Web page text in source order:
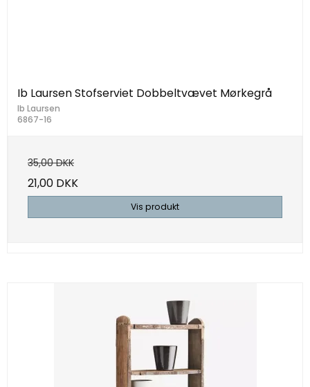
Ib Laursen Stofserviet Dobbeltvævet Mørkegrå
Ib Laursen
6867-16
35,00 DKK
21,00 DKK
Vis produkt